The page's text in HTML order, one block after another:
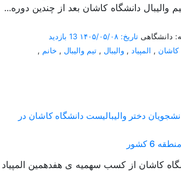
والیبال دانشگاه کاشان بعد از چندین دوره...
دانشگاهی تاریخ: ۱۴۰۵/۰۵/۰۸
13 بازدید
کاشان , المپیاد , والیبال , تیم والیبال , خانم ,
دختر والیبالیست دانشگاه کاشان در
6 کشور
کاشان از کسب سهمیه ی هفدهمین المپیاد